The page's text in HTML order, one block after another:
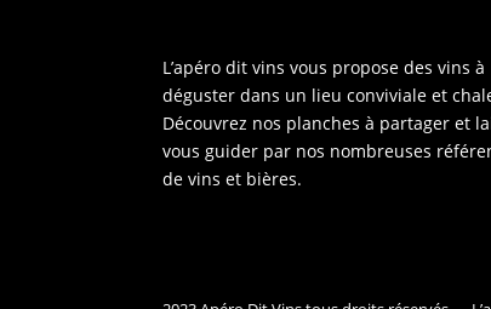
L’apéro dit vins vous propose des vins à
déguster dans un lieu conviviale et
Découvrez nos planches à partager et
vous guider par nos nombreuses
de vins et bières.